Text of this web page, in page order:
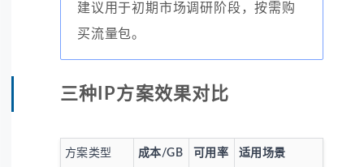
建议用于初期市场调研阶段，按需购
买流量包。
三种IP方案效果对比
方案类型 成本/GB 可用率 适用场景